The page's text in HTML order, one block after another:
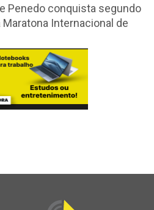
Penedo conquista segundo
Maratona Internacional de